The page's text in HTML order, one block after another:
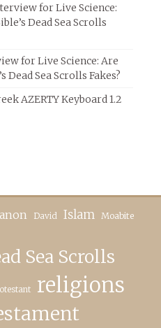
for Live Science:
Dead Sea Scrolls
for Live Science: Are
Sea Scrolls Fakes?
AZERTY Keyboard 1.2
David Islam Moabite
Sea Scrolls
religions